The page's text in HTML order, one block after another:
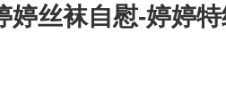
丝袜自慰-婷婷